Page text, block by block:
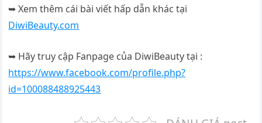
➥ Xem thêm cái bài viết hấp dẫn khác tại
DiwiBeauty.com
➥ Hãy truy cập Fanpage của DiwiBeauty tại :
https://www.facebook.com/profile.php?
id=100088488925443